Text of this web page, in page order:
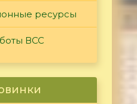
ресурсы
ВСС